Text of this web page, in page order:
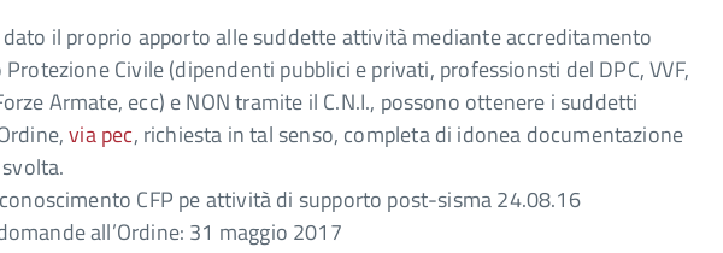
dato il proprio apporto alle suddette attività mediante accreditamento
Civile (dipendenti pubblici e privati, professionsti del DPC, VVF,
Armate, ecc) e NON tramite il C.N.I., possono ottenere i suddetti
via pec, richiesta in tal senso, completa di idonea documentazione
CFP pe attività di supporto post-sisma 24.08.16
all’Ordine: 31 maggio 2017